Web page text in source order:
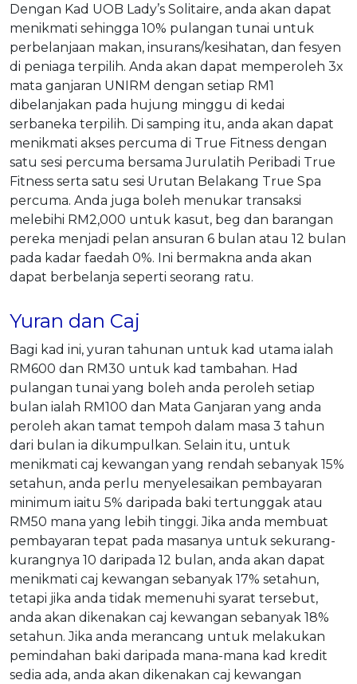
Dengan Kad UOB Lady’s Solitaire, anda akan dapat
menikmati sehingga 10% pulangan tunai untuk
perbelanjaan makan, insurans/kesihatan, dan fesyen
di peniaga terpilih. Anda akan dapat memperoleh 3x
mata ganjaran UNIRM dengan setiap RM1
dibelanjakan pada hujung minggu di kedai
serbaneka terpilih. Di samping itu, anda akan dapat
menikmati akses percuma di True Fitness dengan
satu sesi percuma bersama Jurulatih Peribadi True
Fitness serta satu sesi Urutan Belakang True Spa
percuma. Anda juga boleh menukar transaksi
melebihi RM2,000 untuk kasut, beg dan barangan
pereka menjadi pelan ansuran 6 bulan atau 12 bulan
pada kadar faedah 0%. Ini bermakna anda akan
dapat berbelanja seperti seorang ratu.
Yuran dan Caj
Bagi kad ini, yuran tahunan untuk kad utama ialah
RM600 dan RM30 untuk kad tambahan. Had
pulangan tunai yang boleh anda peroleh setiap
bulan ialah RM100 dan Mata Ganjaran yang anda
peroleh akan tamat tempoh dalam masa 3 tahun
dari bulan ia dikumpulkan. Selain itu, untuk
menikmati caj kewangan yang rendah sebanyak 15%
setahun, anda perlu menyelesaikan pembayaran
minimum iaitu 5% daripada baki tertunggak atau
RM50 mana yang lebih tinggi. Jika anda membuat
pembayaran tepat pada masanya untuk sekurang-
kurangnya 10 daripada 12 bulan, anda akan dapat
menikmati caj kewangan sebanyak 17% setahun,
tetapi jika anda tidak memenuhi syarat tersebut,
anda akan dikenakan caj kewangan sebanyak 18%
setahun. Jika anda merancang untuk melakukan
pemindahan baki daripada mana-mana kad kredit
sedia ada, anda akan dikenakan caj kewangan